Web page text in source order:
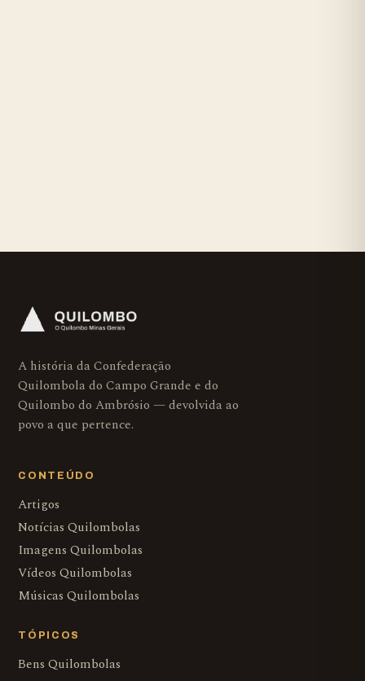
A história da Confederação
Quilombola do Campo Grande e do
Quilombo do Ambrósio — devolvida ao
povo a que pertence.
CONTEÚDO
Artigos
Notícias Quilombolas
Imagens Quilombolas
Vídeos Quilombolas
Músicas Quilombolas
TÓPICOS
Bens Quilombolas